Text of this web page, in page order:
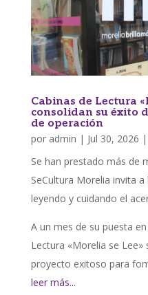
Cabinas de Lectura
consolidan su éxito
de operación
por admin | Jul 30, 2026 |
Se han prestado más de
SeCultura Morelia invita
leyendo y cuidando el
A un mes de su puesta
Lectura «Morelia se
proyecto exitoso para
leer más...